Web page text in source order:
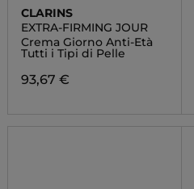
CLARINS
EXTRA-FIRMING JOUR
Crema Giorno Anti-Età
Tutti i Tipi di Pelle
93,67 €